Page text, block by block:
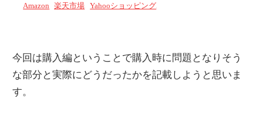
Amazon
楽天市場 Yahooショッピング
今回は購入編ということで購入時に問題となりそう
な部分と実際にどうだったかを記載しようと思いま
す。